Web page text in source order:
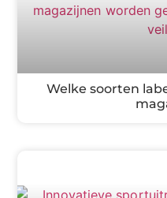
Welke soorten